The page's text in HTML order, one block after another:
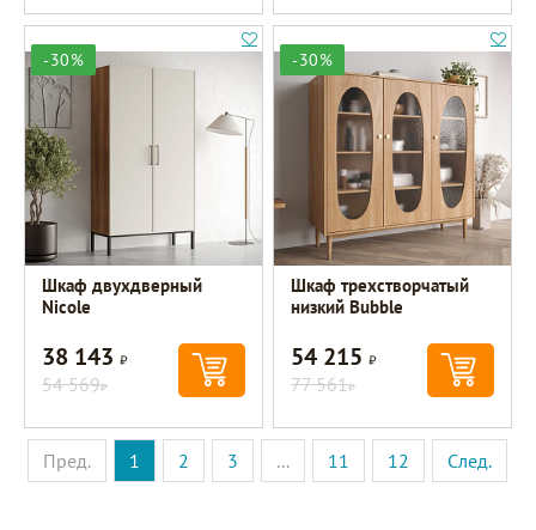
-30%
Шкаф двухдверный
Nicole
38 143Р
54 569Р
-30%
Шкаф трехстворчатый
низкий Bubble
54 215Р
77 561Р
Пред. 1 2 3 ... 11 12 След.